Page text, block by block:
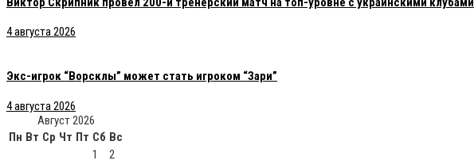
4 августа 2026
Экс-игрок “Ворсклы” может стать игроком “Зари”
4 августа 2026
Август 2026
Пн Вт Ср Чт Пт Сб Вс
1
2